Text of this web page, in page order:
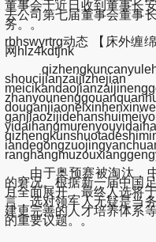
董事会于近日收到董事长
去公司第七届董事会董事
务。。
rbhswyrtrg动态 【床外缠
网hlz4kdtjnk
由于奥预赛被淘汰，中
的窘况。根据新一届中国
月全面展开，最终人选将
言，选对领军人无疑是当
建更完善的人才培养体系
的重要议题。。